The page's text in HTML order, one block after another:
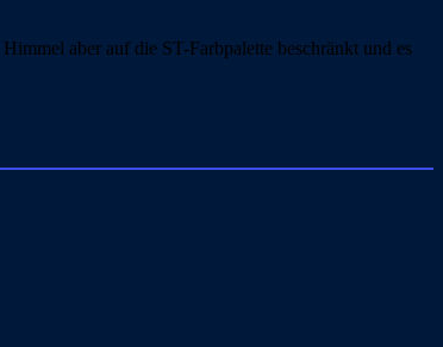
aber auf die ST-Farbpalette beschränkt und es